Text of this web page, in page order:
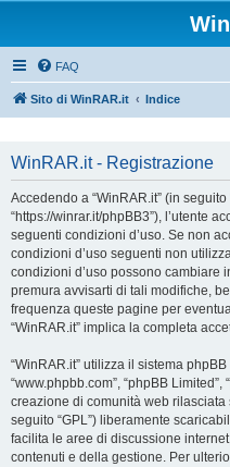
FAQ
Sito di WinRAR.it Indice
WinRAR.it - Registrazione
Accedendo a “WinRAR.it” (in seguito
“https://winrar.it/phpBB3”), l’utente
seguenti condizioni d’uso. Se non
condizioni d’uso seguenti non
condizioni d’uso possono cambiare
premura avvisarti di tali modifiche,
frequenza queste pagine per
“WinRAR.it” implica la completa
“WinRAR.it” utilizza il sistema
“www.phpbb.com”, “phpBB
creazione di comunità web rilasciata
seguito “GPL”) liberamente
facilita le aree di discussione
contenuti e della gestione. Per